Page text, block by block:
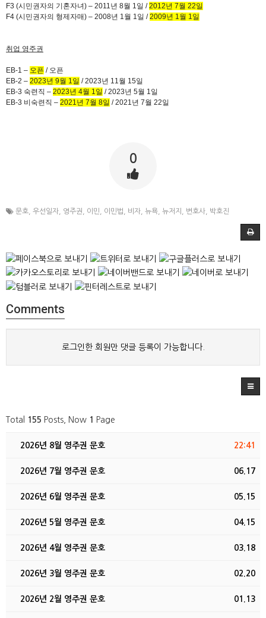
F3 (시민권자의 기혼자녀) – 2011년 8월 1일 /2012년 7월 22일
F4 (시민권자의 형제자매) – 2008년 1월 1일 /2009년 1월 1일
취업 영주권
EB-1 – 오픈 / 오픈
EB-2 – 2023년 9월 1일 / 2023년 11월 15일
EB-3 숙련직 – 2023년 4월 1일 / 2023년 5월 1일
EB-3 비숙련직 – 2021년 7월 8일 / 2021년 7월 22일
0
문호 우선일자 영주권 이민 이민법 비자 뉴욕 뉴저지 변호사 박호진
Comments
로그인한 회원만 댓글 등록이 가능합니다.
Total 155 Posts, Now 1 Page
22:41
2026년 8월 영주권 문호
06.17
2026년 7월 영주권 문호
05.15
2026년 6월 영주권 문호
04.15
2026년 5월 영주권 문호
03.18
2026년 4월 영주권 문호
02.20
2026년 3월 영주권 문호
01.13
2026년 2월 영주권 문호